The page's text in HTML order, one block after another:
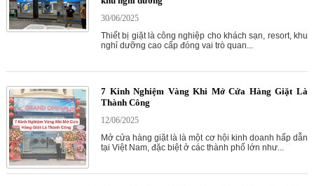
30/06/2025
Thiết bị giặt là công nghiệp cho khách sạn, resort, khu
nghỉ dưỡng cao cấp đóng vai trò quan...
7 Kinh Nghiệm Vàng Khi Mở Cửa Hàng Giặt Là
Thành Công
12/06/2025
Mở cửa hàng giặt là là một cơ hội kinh doanh hấp dẫn
tại Việt Nam, đặc biệt ở các thành phố lớn như...